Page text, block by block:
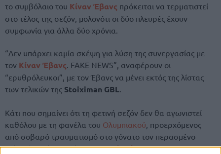
το συμβόλαιο του Κίναν Έβανς πρόκειται να τερματιστεί
στο τέλος της σεζόν, μολονότι οι δύο πλευρές έχουν
συμφωνία για άλλα δύο χρόνια.
“Δεν υπάρχει καμία σκέψη για λύση της συνεργασίας με
τον Κίναν Έβανς. FAKE NEWS”, αναφέρουν οι
“ερυθρόλευκοι”, με τον Έβανς να μένει εκτός της λίστας
των τελικών της Stoiximan GBL.
Κάτι που σημαίνει ότι τη φετινή σεζόν δεν θα αγωνιστεί
καθόλου με τη φανέλα του Ολυμπιακού , προερχόμενος
από σοβαρό τραυματισμό στο γόνατο τον περασμένο
Μάιο, όταν ήταν παίκτης τηςΖαλγκίρις.